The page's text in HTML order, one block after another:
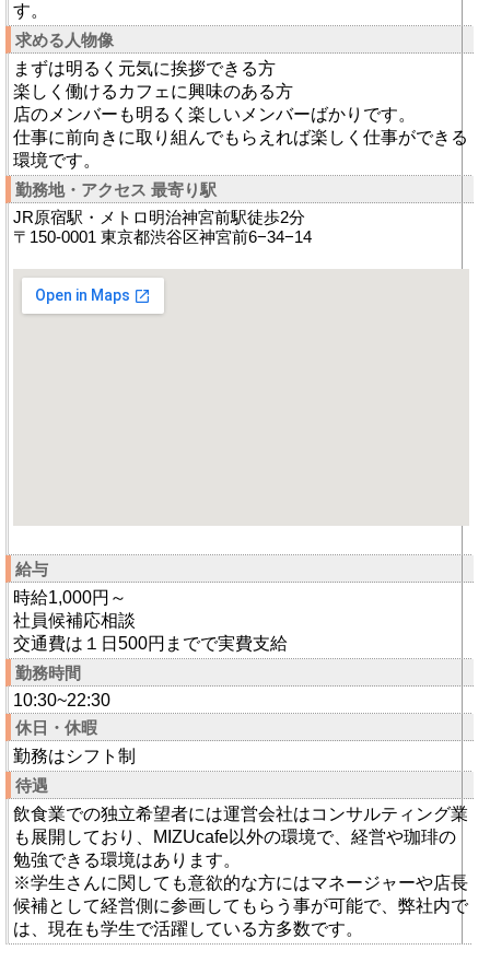
す。
求める人物像
まずは明るく元気に挨拶できる方
楽しく働けるカフェに興味のある方
店のメンバーも明るく楽しいメンバーばかりです。
仕事に前向きに取り組んでもらえれば楽しく仕事ができる
環境です。
勤務地・アクセス 最寄り駅
JR原宿駅・メトロ明治神宮前駅徒歩2分
〒150-0001 東京都渋谷区神宮前6−34−14
給与
時給1,000円～
社員候補応相談
交通費は１日500円までで実費支給
勤務時間
10:30~22:30
休日・休暇
勤務はシフト制
待遇
飲食業での独立希望者には運営会社はコンサルティング業
も展開しており、MIZUcafe以外の環境で、経営や珈琲の
勉強できる環境はあります。
※学生さんに関しても意欲的な方にはマネージャーや店長
候補として経営側に参画してもらう事が可能で、弊社内で
は、現在も学生で活躍している方多数です。